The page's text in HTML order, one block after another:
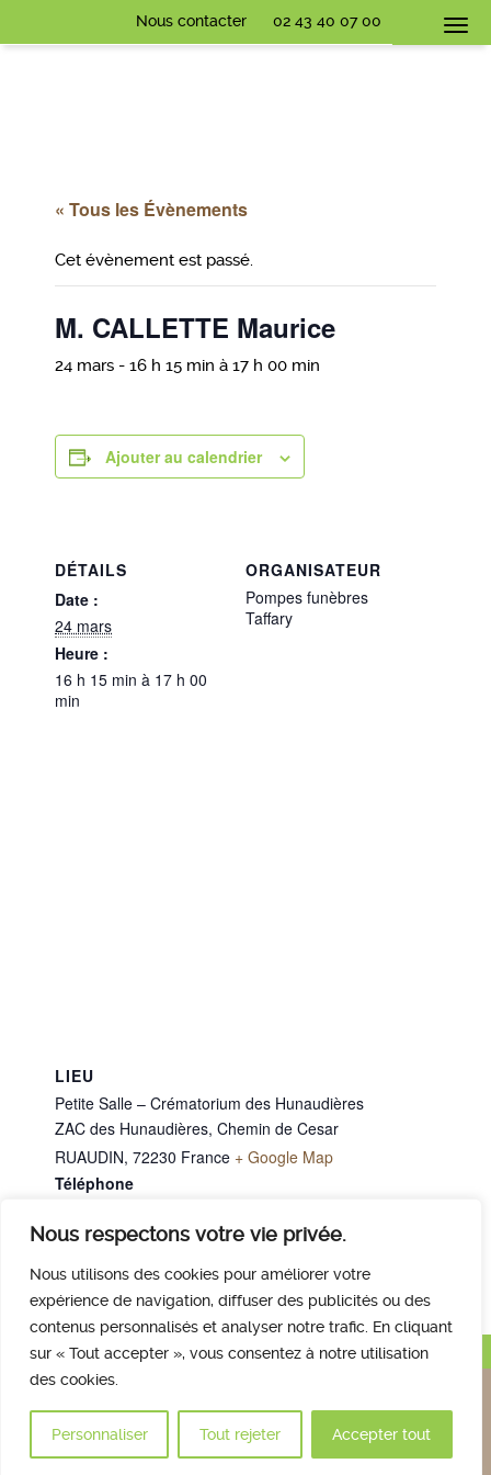
Nous respectons votre vie privée.
Nous utilisons des cookies pour améliorer votre
expérience de navigation, diffuser des publicités ou des
contenus personnalisés et analyser notre trafic. En cliquant
sur « Tout accepter », vous consentez à notre utilisation
des cookies.
Personnaliser Tout rejeter Accepter tout
Nous contacter 02 43 40 07 00
« Tous les Évènements
Cet évènement est passé.
M. CALLETTE Maurice
24 mars - 16 h 15 min à 17 h 00 min
Ajouter au calendrier
DÉTAILS
Date :
24 mars
Heure :
16 h 15 min à 17 h 00
min
ORGANISATEUR
Pompes funèbres
Taffary
LIEU
Petite Salle – Crématorium des Hunaudières
ZAC des Hunaudières, Chemin de Cesar
RUAUDIN, 72230 France + Google Map
Téléphone
M. MARTINEAU Daniel M. CARREAU Désiré
Haut de page
Nous contacter
Plan et accès
Mentions légales
© 2017 Crématorium des Hunaudières